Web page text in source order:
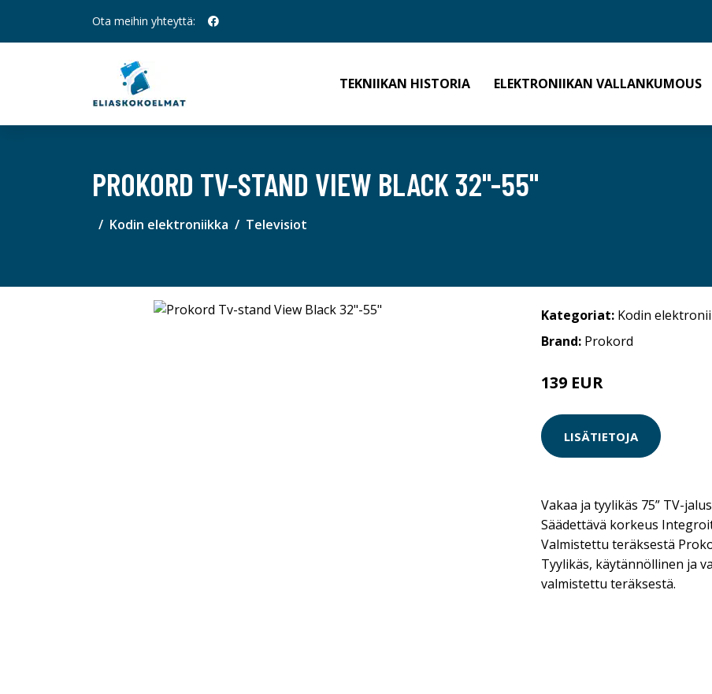
Ota meihin yhteyttä:
TEKNIIKAN HISTORIA ELEKTRONIIKAN VALLANKUMOUS
PROKORD TV-STAND VIEW BLACK 32"-55"
Kodin elektroniikka Televisiot
Kategoriat: Kodin
Brand: Prokord
139 EUR
LISÄTIETOJA
Vakaa ja tyylikäs 75” TV-
Säädettävä korkeus
Valmistettu teräksestä
Tyylikäs, käytännöllinen ja
valmistettu teräksestä.